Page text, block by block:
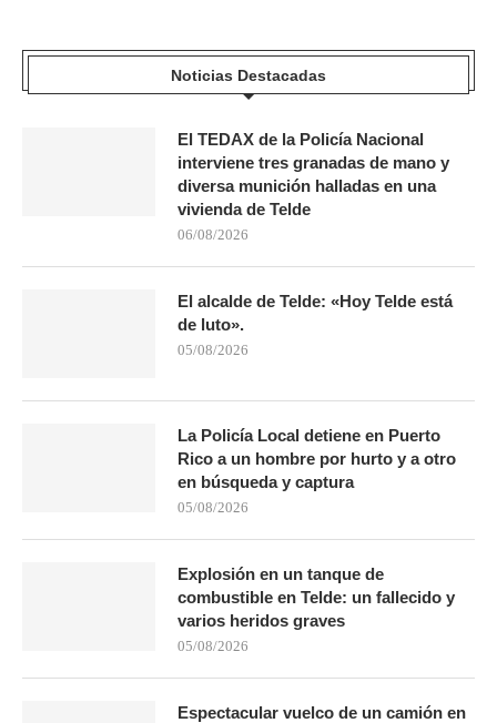
Noticias Destacadas
El TEDAX de la Policía Nacional
interviene tres granadas de mano y
diversa munición halladas en una
vivienda de Telde
06/08/2026
El alcalde de Telde: «Hoy Telde está
de luto».
05/08/2026
La Policía Local detiene en Puerto
Rico a un hombre por hurto y a otro
en búsqueda y captura
05/08/2026
Explosión en un tanque de
combustible en Telde: un fallecido y
varios heridos graves
05/08/2026
Espectacular vuelco de un camión en